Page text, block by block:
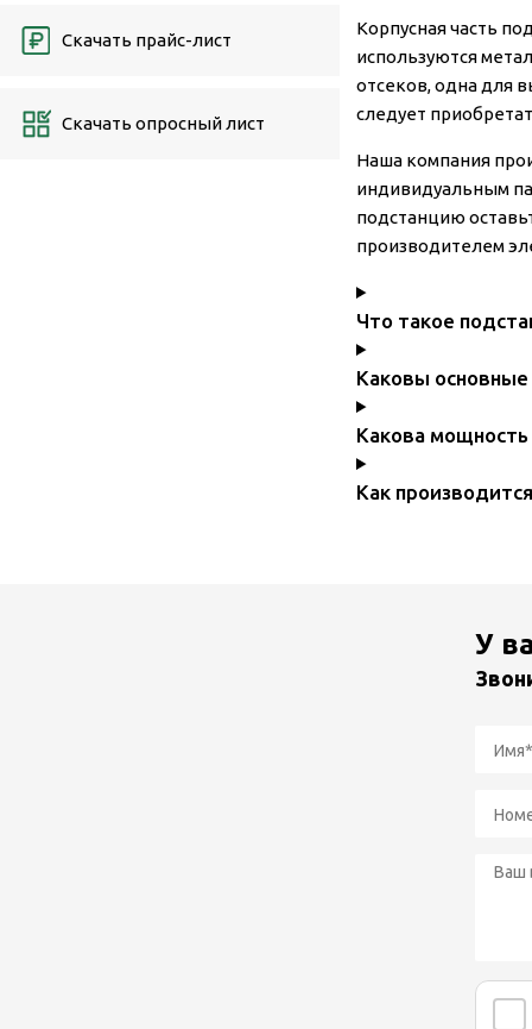
Скачать прайс-лист
Скачать опросный лист
Корпусная часть
используются
отсеков, одна для
следует
Наша компания
индивидуальным
подстанцию
производителем
Что такое
Каковы
Какова
Как
У